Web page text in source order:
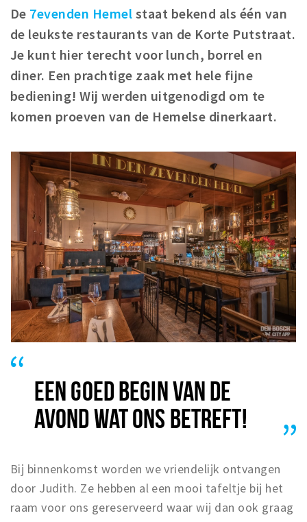
Winkelgebieden
Parkeren
Bezienswaardigheden
Musea, theaters & podia
Uitjes & activiteiten
Natuurgebieden
Baroniepoorten
Sport
Andere City Apps
Inloggen
De 7evenden Hemel staat bekend als één van
de leukste restaurants van de Korte Putstraat.
Je kunt hier terecht voor lunch, borrel en
diner. Een prachtige zaak met hele fijne
bediening! Wij werden uitgenodigd om te
komen proeven van de Hemelse dinerkaart.
EEN GOED BEGIN VAN DE
AVOND WAT ONS BETREFT!
Bij binnenkomst worden we vriendelijk ontvangen
door Judith. Ze hebben al een mooi tafeltje bij het
raam voor ons gereserveerd waar wij dan ook graag